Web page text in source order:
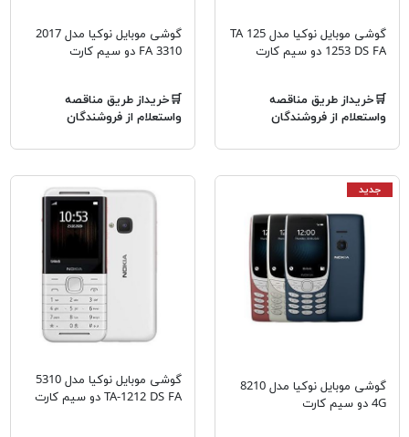
گوشی موبایل نوکیا مدل 125 TA
1253 DS FA دو سیم‌ کارت
🛒خریداز طریق مناقصه
واستعلام از فروشندگان
گوشی موبایل نوکیا مدل 2017
3310 FA دو سیم کارت
🛒خریداز طریق مناقصه
واستعلام از فروشندگان
جدید
گوشی موبایل نوکیا مدل 8210
4G دو سیم کارت
گوشی موبایل نوکیا مدل 5310
TA-1212 DS FA دو سیم‌ کارت